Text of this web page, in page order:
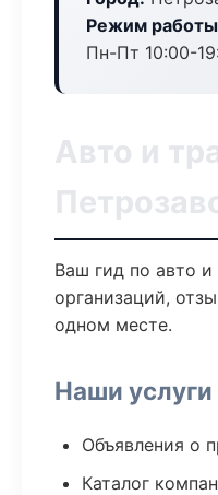
Режим
Пн-Пт 10:00-
Авто и
Ваш гид по авто и
организаций,
одном месте.
Наши услуги
Объявления о
Каталог